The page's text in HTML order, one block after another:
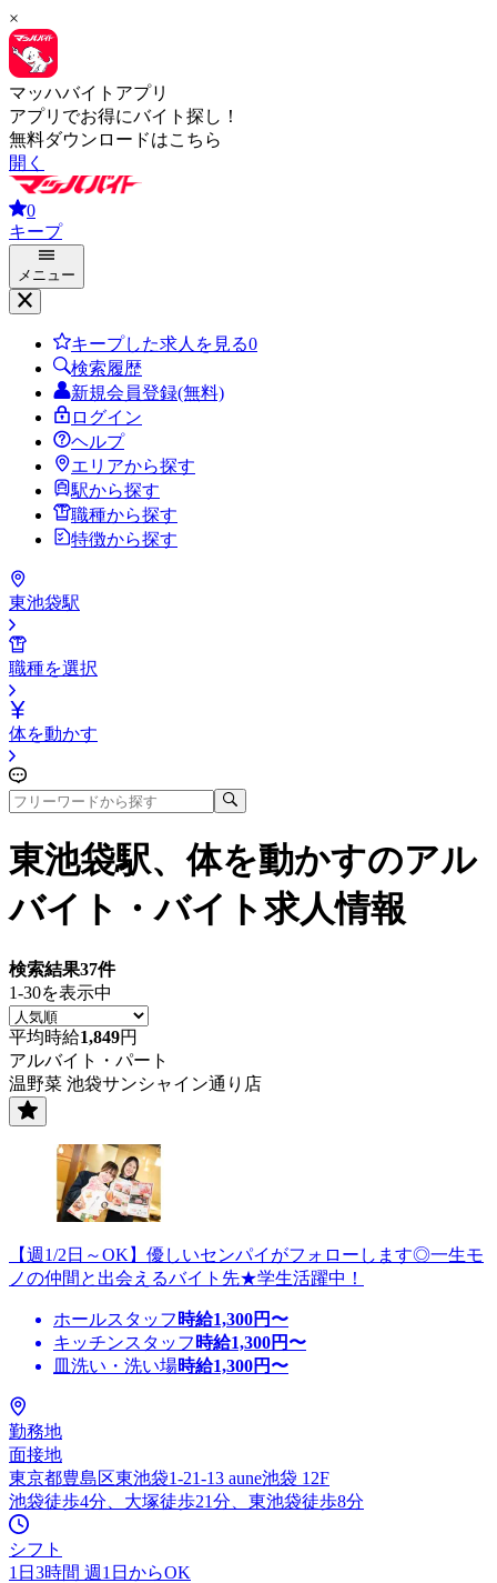
×
マッハバイトアプリ
アプリでお得にバイト探し！
無料ダウンロードはこちら
開く
0
キープ
メニュー
キープした求人を見る0
検索履歴
新規会員登録(無料)
ログイン
ヘルプ
エリアから探す
駅から探す
職種から探す
特徴から探す
東池袋駅
職種を選択
体を動かす
東池袋駅、体を動かすのアル
バイト・バイト求人情報
検索結果37件
1-30を表示中
平均時給1,849円
アルバイト・パート
温野菜 池袋サンシャイン通り店
【週1/2日～OK】優しいセンパイがフォローします◎一生モ
ノの仲間と出会えるバイト先★学生活躍中！
ホールスタッフ 時給1,300円〜
キッチンスタッフ 時給1,300円〜
皿洗い・洗い場時給1,300円〜
勤務地
面接地
東京都豊島区東池袋1-21-13 aune池袋 12F
池袋徒歩4分、大塚徒歩21分、東池袋徒歩8分
シフト
1日3時間 週1日からOK